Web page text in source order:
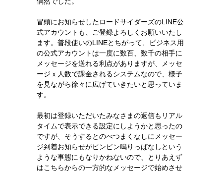
冒頭にお知らせしたロードサイダーズのLINE公
式アカウントも、ご登録よろしくお願いいたし
ます。普段使いのLINEとちがって、ビジネス用
の公式アカウントは一度に数百、数千の相手に
メッセージを送れる利点がありますが、メッセ
ージｘ人数で課金されるシステムなので、様子
を見ながら徐々に広げていきたいと思っていま
す。
最初は登録いただいたみなさまの返信もリアル
タイムで表示できる設定にしようかと思ったの
ですが、そうするとのべつまくなしにメッセー
ジ到着お知らせがピンピン鳴りっぱなしという
ような事態にもなりかねないので、とりあえず
はこちらからの一方的なメッセージで始めさせ